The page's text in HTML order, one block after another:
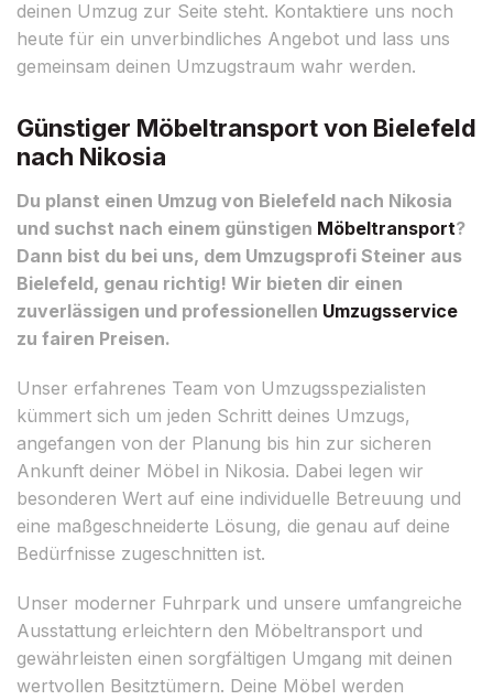
deinen Umzug zur Seite steht. Kontaktiere uns noch
heute für ein unverbindliches Angebot und lass uns
gemeinsam deinen Umzugstraum wahr werden.
Günstiger Möbeltransport von Bielefeld
nach Nikosia
Du planst einen Umzug von Bielefeld nach Nikosia
und suchst nach einem günstigen Möbeltransport?
Dann bist du bei uns, dem Umzugsprofi Steiner aus
Bielefeld, genau richtig! Wir bieten dir einen
zuverlässigen und professionellen Umzugsservice
zu fairen Preisen.
Unser erfahrenes Team von Umzugsspezialisten
kümmert sich um jeden Schritt deines Umzugs,
angefangen von der Planung bis hin zur sicheren
Ankunft deiner Möbel in Nikosia. Dabei legen wir
besonderen Wert auf eine individuelle Betreuung und
eine maßgeschneiderte Lösung, die genau auf deine
Bedürfnisse zugeschnitten ist.
Unser moderner Fuhrpark und unsere umfangreiche
Ausstattung erleichtern den Möbeltransport und
gewährleisten einen sorgfältigen Umgang mit deinen
wertvollen Besitztümern. Deine Möbel werden